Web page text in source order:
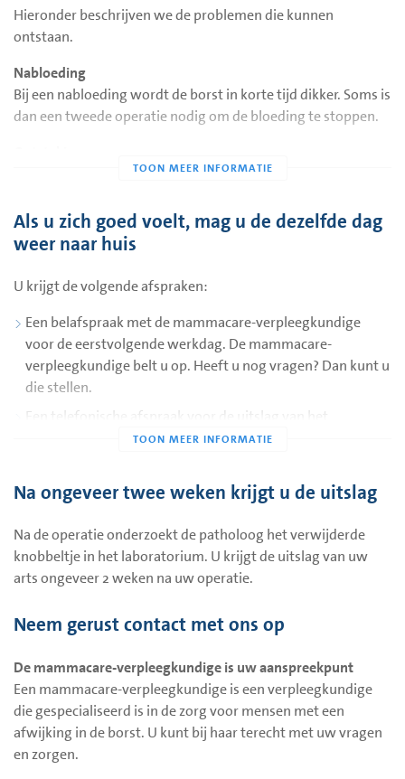
arts of u extra pijnstillers mag krijgen.
Beha
We adviseren u om de eerste twee weken na de operatie dag
en nacht een goed steunende beha te dragen. Bijvoorbeeld
een sportbeha of een beha zonder beugels.
Na de operatie zit er een bruine hechtpleister op de wond. De
douche.
Bewegen na de operatie
dingen. Zoals eten, drinken, aankleden en wassen. U hoeft
niet bang te zijn dat door het bewegen de wond opengaat of
de hechtingen los laten.
Hieronder beschrijven we de problemen die kunnen
ontstaan.
Nabloeding
Bij een nabloeding wordt de borst in korte tijd dikker. Soms is
dan een tweede operatie nodig om de bloeding te stoppen.
Bij een ontsteking van de wond is er vaak roodheid en pijn bij
en roken heeft u meer kans op een ontsteking.
Wondvocht
Er kan wondvocht onder het litteken ophopen. U kunt dit
niet voorkomen. Uw lichaam ruimt dit vocht vaak zelf op.
Als u zich goed voelt, mag u de dezelfde dag
weer naar huis
U krijgt de volgende afspraken:
Een belafspraak met de mammacare-verpleegkundige
voor de eerstvolgende werkdag. De mammacare-
verpleegkundige belt u op. Heeft u nog vragen? Dan kunt u
die stellen.
Een telefonische afspraak voor de uitslag van het
weefselonderzoek. Deze afspraak is ongeveer 2 weken na
Voor een goed herstel zijn de volgende leefregels na de
De hechtpleister mag u 7 dagen na de operatie weghalen.
U mag de dag na de operatie weer douchen.
De eerste zes weken mag u niet in bad en niet zwemmen.
bodylotion rondom de wond.
De eerste week na de operatie mag u niet fietsen en
autorijden.
De eerste twee weken na de operatie mag u niet zwaar
tillen en geen zwaar (huishoudelijk) werk doen.
Na ongeveer twee weken krijgt u de uitslag
Na de operatie onderzoekt de patholoog het verwijderde
knobbeltje in het laboratorium. U krijgt de uitslag van uw
arts ongeveer 2 weken na uw operatie.
Neem gerust contact met ons op
De mammacare-verpleegkundige is uw aanspreekpunt
Een mammacare-verpleegkundige is een verpleegkundige
die gespecialiseerd is in de zorg voor mensen met een
afwijking in de borst. U kunt bij haar terecht met uw vragen
en zorgen.